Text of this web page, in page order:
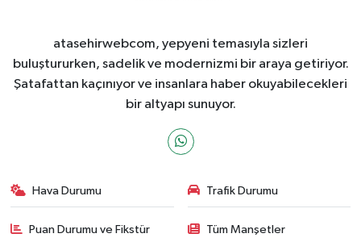
atasehirwebcom, yepyeni temasıyla sizleri
buluştururken, sadelik ve modernizmi bir araya getiriyor.
Şatafattan kaçınıyor ve insanlara haber okuyabilecekleri
bir altyapı sunuyor.
Hava Durumu Trafik Durumu
Puan Durumu ve Fikstür Tüm Manşetler